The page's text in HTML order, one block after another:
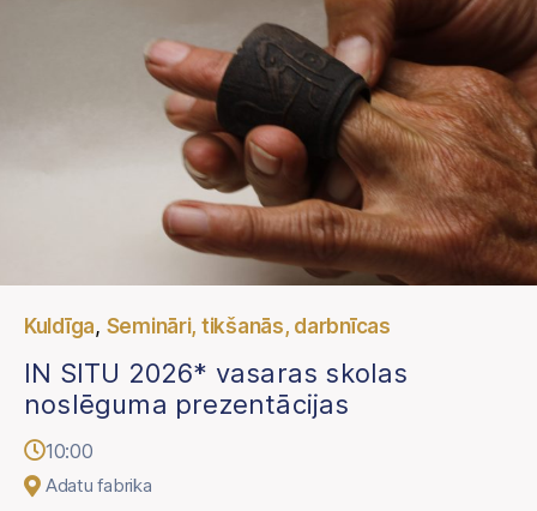
Kuldīga, Semināri, tikšanās, darbnīcas
IN SITU 2026* vasaras skolas
noslēguma prezentācijas
10:00
Adatu fabrika